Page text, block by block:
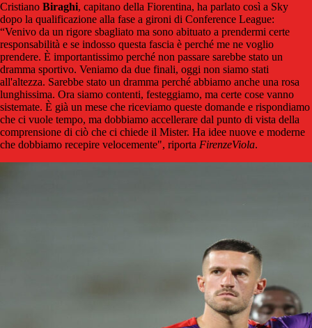
Cristiano Biraghi, capitano della Fiorentina, ha parlato così a Sky
dopo la qualificazione alla fase a gironi di Conference League:
“Venivo da un rigore sbagliato ma sono abituato a prendermi certe
responsabilità e se indosso questa fascia è perché me ne voglio
prendere. È importantissimo perché non passare sarebbe stato un
dramma sportivo. Veniamo da due finali, oggi non siamo stati
all'altezza. Sarebbe stato un dramma perché abbiamo anche una rosa
lunghissima. Ora siamo contenti, festeggiamo, ma certe cose vanno
sistemate. È già un mese che riceviamo queste domande e rispondiamo
che ci vuole tempo, ma dobbiamo accellerare dal punto di vista della
comprensione di ciò che ci chiede il Mister. Ha idee nuove e moderne
che dobbiamo recepire velocemente", riporta FirenzeViola.